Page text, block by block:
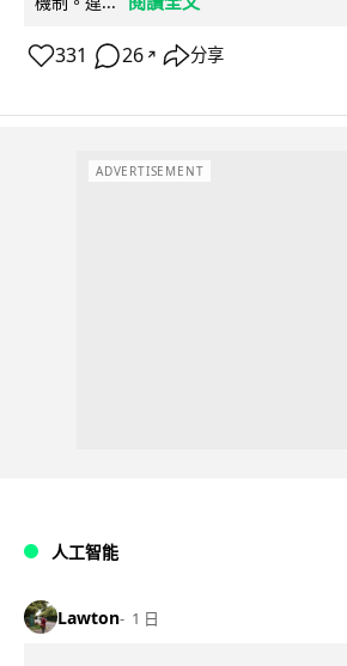
331 26 ↗ 分享
ADVERTISEMENT
人工智能
Lawton 1 日